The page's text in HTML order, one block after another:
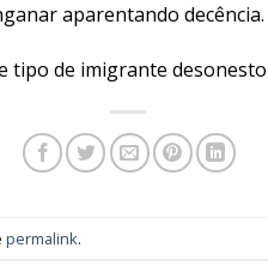
aparentando decência.
tipo de imigrante
permalink.